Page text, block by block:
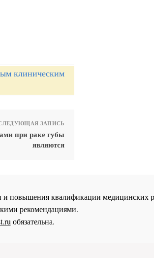
клиническим
ЗАПИСЬ
при раке губы
являются
и повышения квалификации медицинских
рекомендациями.
обязательна.